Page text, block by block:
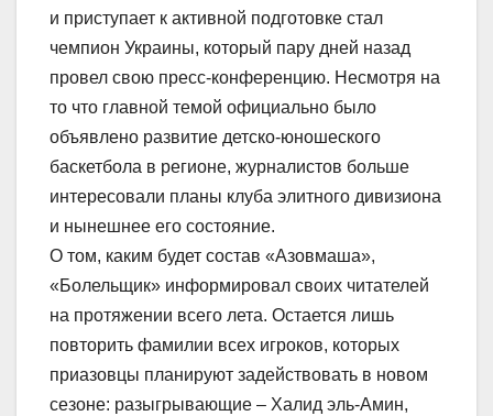
и приступает к активной подготовке стал
чемпион Украины, который пару дней назад
провел свою пресс-конференцию. Несмотря на
то что главной темой официально было
объявлено развитие детско-юношеского
баскетбола в регионе, журналистов больше
интересовали планы клуба элитного дивизиона
и нынешнее его состояние.
О том, каким будет состав «Азовмаша»,
«Болельщик» информировал своих читателей
на протяжении всего лета. Остается лишь
повторить фамилии всех игроков, которых
приазовцы планируют задействовать в новом
сезоне: разыгрывающие – Халид эль-Амин,